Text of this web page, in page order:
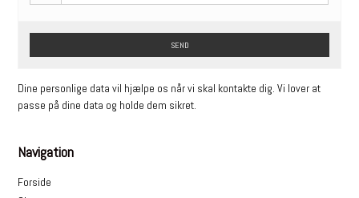
SEND
Dine personlige data vil hjælpe os når vi skal kontakte dig. Vi lover at
passe på dine data og holde dem sikret.
Navigation
Forside